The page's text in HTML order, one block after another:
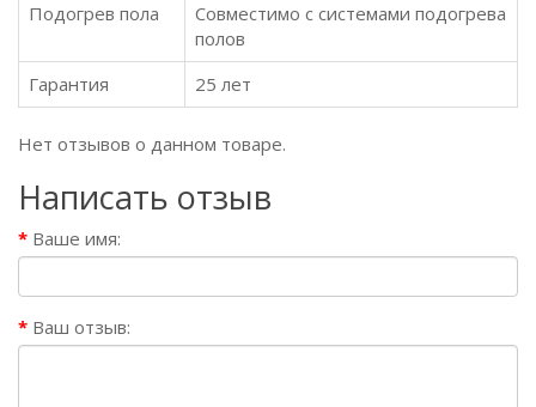
Подогрев пола
Совместимо с системами подогрева
полов
Гарантия
25 лет
Нет отзывов о данном товаре.
Написать отзыв
Ваше имя:
Ваш отзыв: